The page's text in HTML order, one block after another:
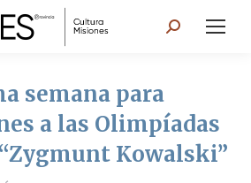
Search:
semana para
a las Olimpíadas
Kowalski”